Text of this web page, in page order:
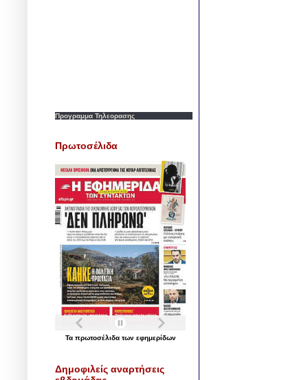
Προγραμμα Τηλεορασης
Πρωτοσέλιδα
Τα πρωτοσέλιδα των εφημερίδων
Δημοφιλείς αναρτήσεις